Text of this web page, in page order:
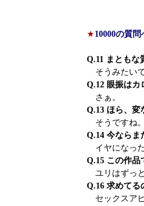
★10000の質
Q.11 まともな
そうみたい
Q.12 眼振はカ
さぁ。
Q.13 ほら、変
そうですね。
Q.14 今ならま
イヤになっ
Q.15 この作品
ユリはずっ
Q.16 求めてる
セックスア